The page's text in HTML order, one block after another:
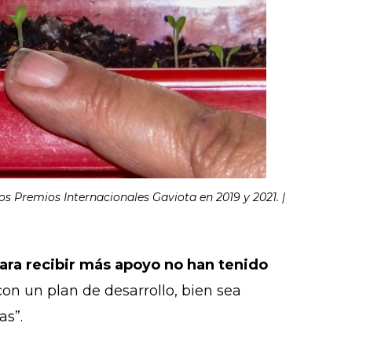
Internacionales Gaviota en 2019 y 2021. |
recibir más apoyo no han tenido
un plan de desarrollo, bien sea